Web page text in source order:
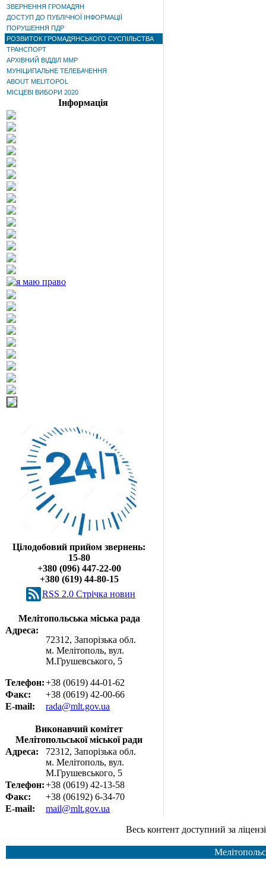
ЗВЕРНЕННЯ ГРОМАДЯН
ДОСТУП ДО ПУБЛІЧНОЇ ІНФОРМАЦІЇ
ПОРУШЕННЯ ПДР
РОЗВИТОК ГРОМАДЯНСЬКОГО СУСПІЛЬСТВА
ТРАНСПОРТ
АРХІВНИЙ ВІДДІЛ ММР
МУНІЦИПАЛЬНЕ ТЕЛЕБАЧЕННЯ
ABOUT MELITOPOL
МІСЦЕВІ ВИБОРИ 2020
Інформація
Цілодобовий прийом звернень:
15-80
+380 (096) 447-22-00
+380 (619) 44-80-15
RSS 2.0 Cтрічка новин
Мелітопольська міська рада
Адреса:
72312, Запорізька обл.
м. Мелітополь, вул.
М.Грушевського, 5
Телефон:+38 (0619) 44-01-62
Факс:
+38 (0619) 42-00-66
E-mail:
rada@mlt.gov.ua
Виконавчий комітет
Мелітопольської міської ради
Адреса:
72312, Запорізька обл.
м. Мелітополь, вул.
М.Грушевського, 5
Телефон:+38 (0619) 42-13-58
Факс:
+38 (06192) 6-34-70
E-mail:
mail@mlt.gov.ua
Весь контент доступний за ліцензією Creative